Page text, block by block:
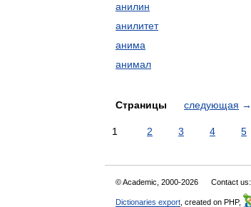
анилин
анилитет
анима
анимал
Страницы следующая →
1 2 3 4 5
© Academic, 2000-2026 Contact us:
Dictionaries export , created on PHP,